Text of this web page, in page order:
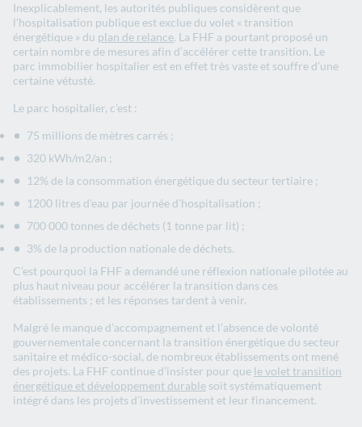
Inexplicablement, les autorités publiques considèrent que
l’hospitalisation publique est exclue du volet « transition
énergétique » du plan de relance. La FHF a pourtant proposé un
certain nombre de mesures afin d’accélérer cette transition. Le
parc immobilier hospitalier est en effet très vaste et souffre d’une
certaine vétusté.
Le parc hospitalier, c’est :
75 millions de mètres carrés ;
320 kWh/m2/an ;
12% de la consommation énergétique du secteur tertiaire ;
1200 litres d’eau par journée d’hospitalisation ;
700 000 tonnes de déchets (1 tonne par lit) ;
3% de la production nationale de déchets.
C’est pourquoi la FHF a demandé une réflexion nationale pilotée au
plus haut niveau pour accélérer la transition dans ces
établissements ; et les réponses tardent à venir.
Malgré le manque d’accompagnement et l’absence de volonté
gouvernementale concernant la transition énergétique du secteur
sanitaire et médico-social, de nombreux établissements ont mené
des projets. La FHF continue d’insister pour que le volet transition
énergétique et développement durable soit systématiquement
intégré dans les projets d’investissement et leur financement.